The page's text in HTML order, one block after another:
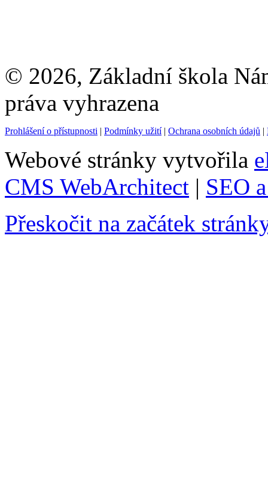
© 2026, Základní škola
práva vyhrazena
Prohlášení o přístupnosti | Podmínky užití| Ochrana osobních údajů |
Webové stránky vytvořila
CMS WebArchitect | SEO
Přeskočit na začátek